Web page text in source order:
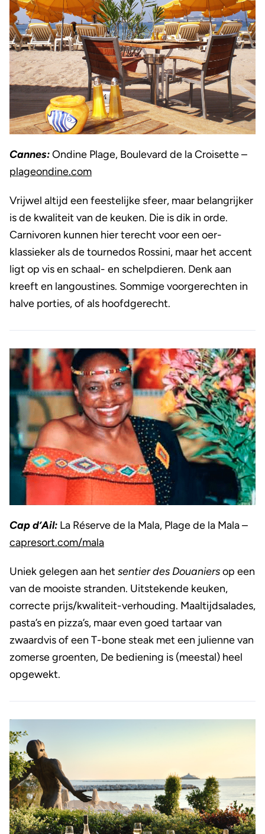
Cannes:Ondine Plage, Boulevard de la Croisette –
plageondine.com
Vrijwel altijd een feestelijke sfeer, maar belangrijker
is de kwaliteit van de keuken. Die is dik in orde.
Carnivoren kunnen hier terecht voor een oer-
klassieker als de tournedos Rossini, maar het accent
ligt op vis en schaal- en schelpdieren. Denk aan
kreeft en langoustines. Sommige voorgerechten in
halve porties, of als hoofdgerecht.
Cap d’Ail: La Réserve de la Mala, Plage de la Mala –
capresort.com/mala
Uniek gelegen aan het sentier des Douaniersop een
van de mooiste stranden. Uitstekende keuken,
correcte prijs/kwaliteit-verhouding. Maaltijdsalades,
pasta’s en pizza’s, maar even goed tartaar van
zwaardvis of een T-bone steak met een julienne van
zomerse groenten, De bediening is (meestal) heel
opgewekt.